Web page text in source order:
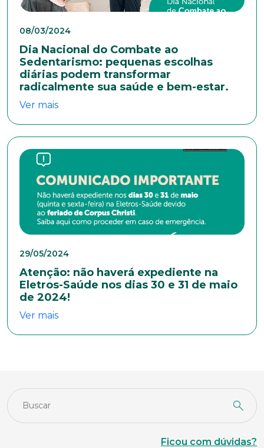
08/03/2024
Dia Nacional do Combate ao
Sedentarismo: pequenas escolhas
diárias podem transformar
radicalmente sua saúde e bem-estar.
Ver mais
29/05/2024
Atenção: não haverá expediente na
Eletros-Saúde nos dias 30 e 31 de maio
de 2024!
Ver mais
Ficou com dúvidas?
Idade
Estado Civil
Escolaridade
Sexo
Masculino
Área de interesse
Anexar currículo*